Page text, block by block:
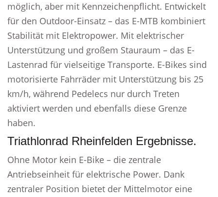
möglich, aber mit Kennzeichenpflicht. Entwickelt
für den Outdoor-Einsatz – das E-MTB kombiniert
Stabilität mit Elektropower. Mit elektrischer
Unterstützung und großem Stauraum – das E-
Lastenrad für vielseitige Transporte. E-Bikes sind
motorisierte Fahrräder mit Unterstützung bis 25
km/h, während Pedelecs nur durch Treten
aktiviert werden und ebenfalls diese Grenze
haben.
Triathlonrad Rheinfelden Ergebnisse.
Ohne Motor kein E-Bike – die zentrale
Antriebseinheit für elektrische Power. Dank
zentraler Position bietet der Mittelmotor eine